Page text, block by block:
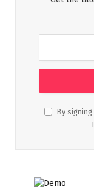
By